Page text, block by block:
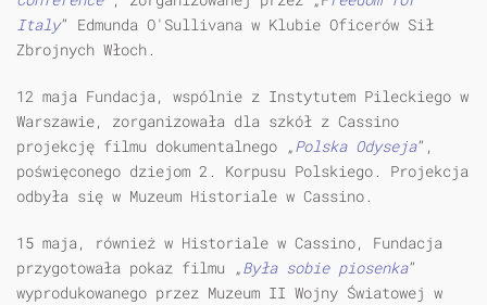
Italy” Edmunda O'Sullivana w Klubie Oficerów Sił
Zbrojnych Włoch.
12 maja Fundacja, wspólnie z Instytutem Pileckiego w
Warszawie, zorganizowała dla szkół z Cassino
projekcję filmu dokumentalnego „Polska Odyseja”,
poświęconego dziejom 2. Korpusu Polskiego. Projekcja
odbyła się w Muzeum Historiale w Cassino.
15 maja, również w Historiale w Cassino, Fundacja
przygotowała pokaz filmu „Była sobie piosenka”
wyprodukowanego przez Muzeum II Wojny Światowej w